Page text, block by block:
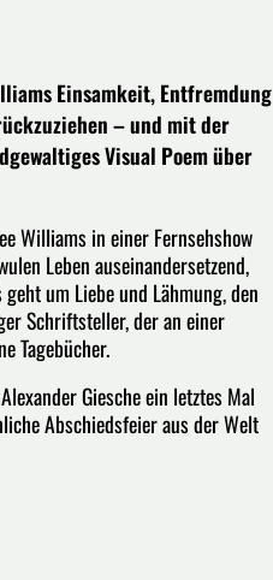
Einsamkeit, Entfremdung
– und mit der
Visual Poem über
Williams in einer Fernsehshow
Leben auseinandersetzend,
um Liebe und Lähmung, den
Schriftsteller, der an einer
Tagebücher.
Giesche ein letztes Mal
Abschiedsfeier aus der Welt